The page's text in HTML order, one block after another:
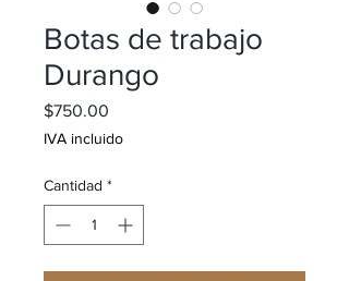
Botas de trabajo
Durango
$750.00
IVA incluido
Cantidad *